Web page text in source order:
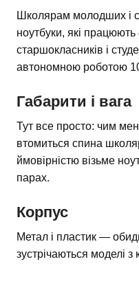
Школярам молодших і
ноутбуки, які
старшокласників і
автономною роботою
Габарити і вага
Тут все просто: чим
втомиться спина
ймовірністю візьме
парах.
Корпус
Метал і пластик —
зустрічаються моделі з